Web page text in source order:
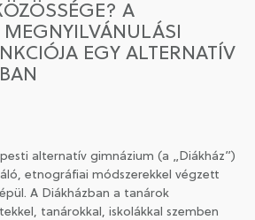
/ MEGÚJÍTOM A
A
EGY ALTERNATÍV
alternatív gimnázium (a „Diákház”)
etnográfiai módszerekkel végzett
A Diákházban a tanárok
tanárokkal, iskolákkal szemben